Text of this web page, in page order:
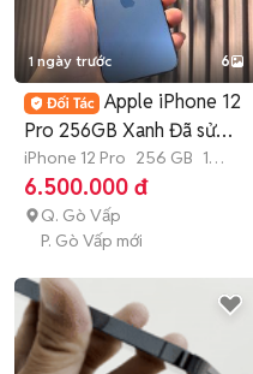
1 ngày trước 6
Apple iPhone 12
Pro 256GB Xanh Đã sử
dụng
iPhone 12 Pro 256 GB 1
tháng
6.500.000 đ
Q. Gò Vấp
P. Gò Vấp mới